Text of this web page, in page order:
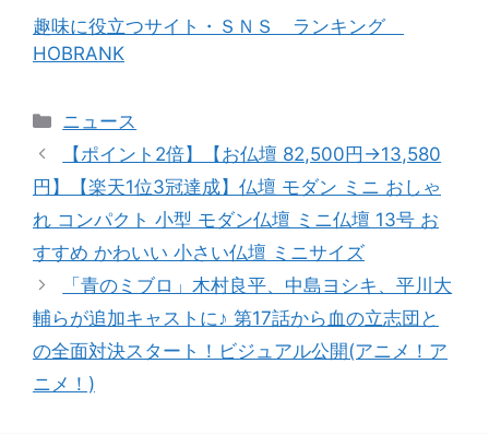
趣味に役立つサイト・ＳＮＳ ランキング
HOBRANK
カ
テ
リ
ー
ニュース
【ポイント2倍】【お仏壇 82,500円→13,580
円】【楽天1位3冠達成】仏壇 モダン ミニ おしゃ
れ コンパクト 小型 モダン仏壇 ミニ仏壇 13号 お
すすめ かわいい 小さい仏壇 ミニサイズ
「青のミブロ」木村良平、中島ヨシキ、平川大
輔らが追加キャストに♪ 第17話から血の立志団と
の全面対決スタート！ビジュアル公開(アニメ！ア
ニメ！)